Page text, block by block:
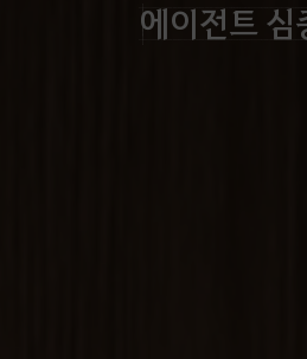
에이전트 심